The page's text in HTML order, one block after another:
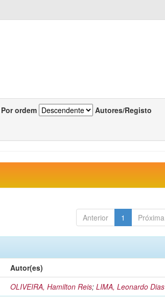
Por ordem Autores/Registo
Anterior 1 Próxima
Autor(es)
OLIVEIRA, Hamilton Reis;LIMA, Leonardo Dias